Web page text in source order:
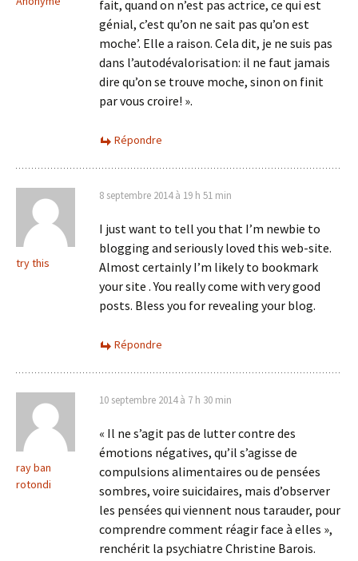
fait, quand on n’est pas actrice, ce qui est
génial, c’est qu’on ne sait pas qu’on est
moche’. Elle a raison. Cela dit, je ne suis pas
dans l’autodévalorisation: il ne faut jamais
dire qu’on se trouve moche, sinon on finit
par vous croire! ».
Répondre
try this
8 septembre 2014 à 19 h 51 min
I just want to tell you that I’m newbie to
blogging and seriously loved this web-site.
Almost certainly I’m likely to bookmark
your site . You really come with very good
posts. Bless you for revealing your blog.
Répondre
ray ban
rotondi
10 septembre 2014 à 7 h 30 min
« Il ne s’agit pas de lutter contre des
émotions négatives, qu’il s’agisse de
compulsions alimentaires ou de pensées
sombres, voire suicidaires, mais d’observer
les pensées qui viennent nous tarauder, pour
comprendre comment réagir face à elles »,
renchérit la psychiatre Christine Barois.